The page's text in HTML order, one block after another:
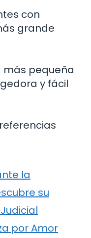
con
grande
más pequeña
y fácil
la
su
por Amor